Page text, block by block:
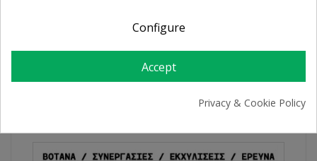
PRODUCT DETAILS
Configure
Accept
Privacy & Cookie Policy